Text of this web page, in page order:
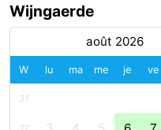
de
Boire
manger
Pratiques
Wijngaerde
août 2026
W lu ma me je ve
31